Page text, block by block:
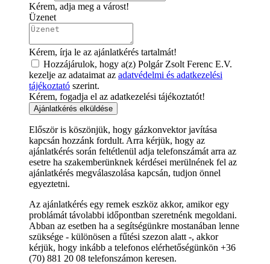
Kérem, adja meg a várost!
Üzenet
Kérem, írja le az ajánlatkérés tartalmát!
Hozzájárulok, hogy a(z) Polgár Zsolt Ferenc E.V.
kezelje az adataimat az adatvédelmi és adatkezelési
tájékoztató szerint.
Kérem, fogadja el az adatkezelési tájékoztatót!
Ajánlatkérés elküldése
Először is köszönjük, hogy gázkonvektor javítása
kapcsán hozzánk fordult. Arra kérjük, hogy az
ajánlatkérés során feltétlenül adja telefonszámát arra az
esetre ha szakemberünknek kérdései merülnének fel az
ajánlatkérés megválaszolása kapcsán, tudjon önnel
egyeztetni.
Az ajánlatkérés egy remek eszköz akkor, amikor egy
problámát távolabbi időpontban szeretnénk megoldani.
Abban az esetben ha a segítségünkre mostanában lenne
szüksége - különösen a fűtési szezon alatt -, akkor
kérjük, hogy inkább a telefonos elérhetőségünkön +36
(70) 881 20 08 telefonszámon keresen.